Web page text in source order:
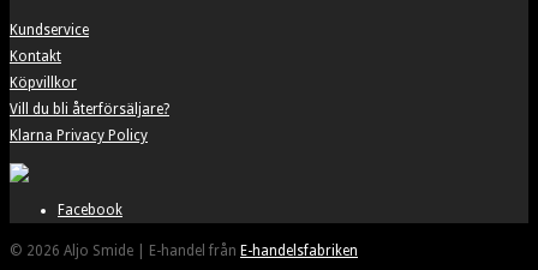
Kundservice
Kontakt
Köpvillkor
Vill du bli återförsäljare?
Klarna Privacy Policy
Facebook
© 2026 Aljo Smide | E-handel från E-handelsfabriken